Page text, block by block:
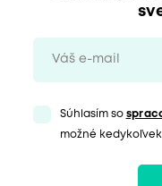
Súhlasím so
možné